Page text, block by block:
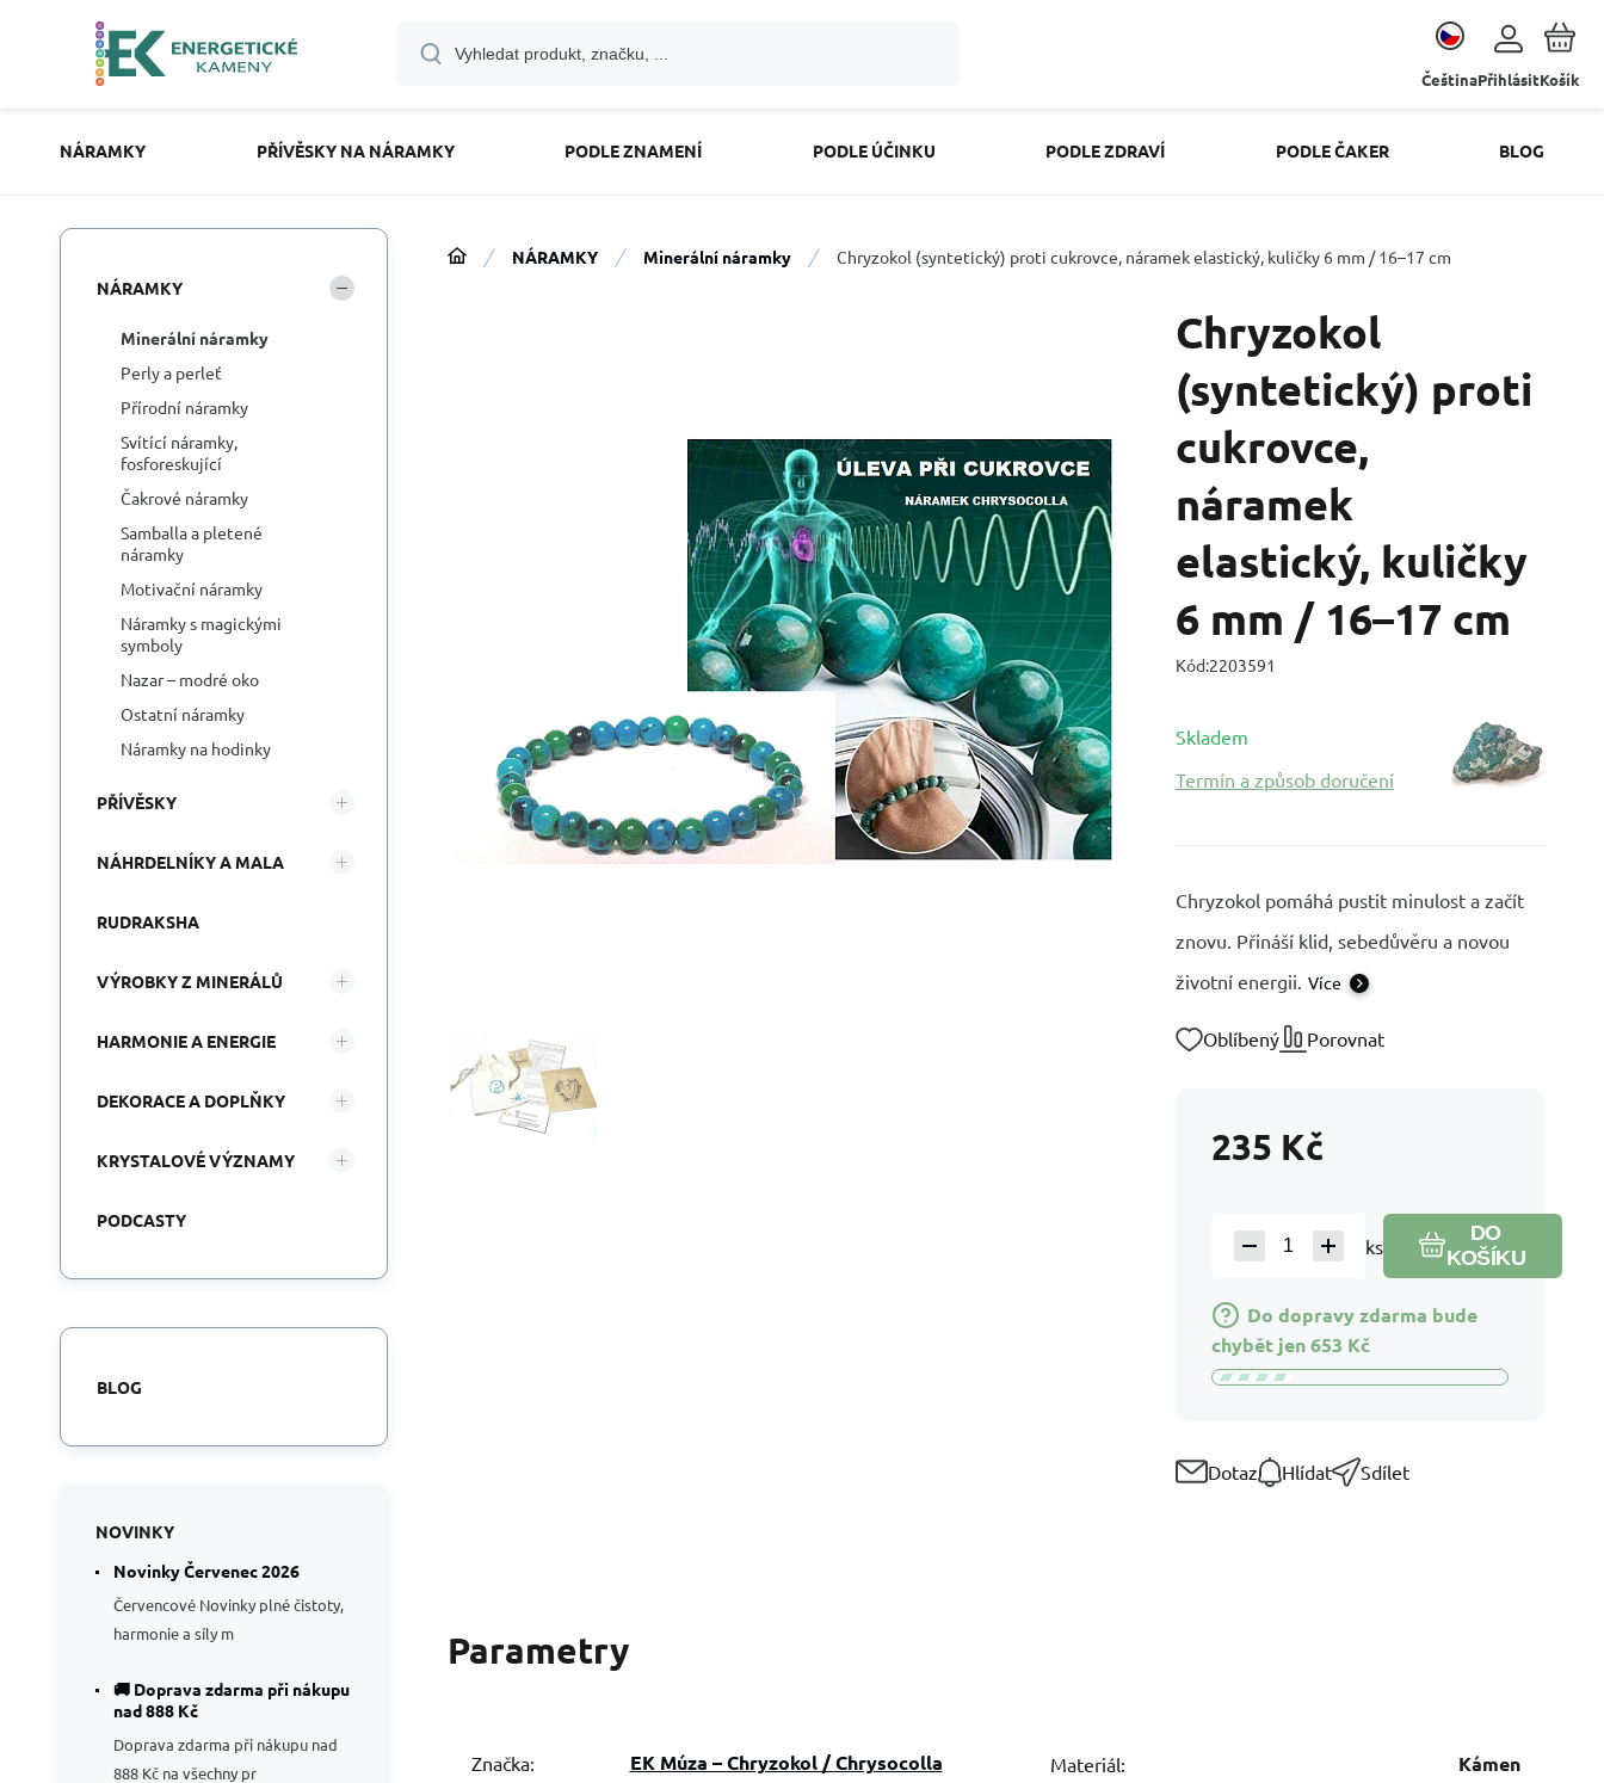
ČeštinaPřihlásitKošík
NÁRAMKY PŘÍVĚSKY NA NÁRAMKY PODLE ZNAMENÍ PODLE ÚČINKU PODLE ZDRAVÍ PODLE ČAKER BLOG
NÁRAMKY Minerální náramky Chryzokol (syntetický) proti cukrovce, náramek elastický, kuličky 6 mm / 16–17 cm
Chryzokol
(syntetický) proti
cukrovce,
náramek
elastický, kuličky
6 mm / 16–17 cm
Kód:2203591
Skladem
Termín a způsob doručení
Chryzokol pomáhá pustit minulost a začít
znovu. Přináší klid, sebedůvěru a novou
životní energii. Více
Oblíbený Porovnat
235 Kč
ks
DO
KOŠÍKU
Do dopravy zdarma bude
chybět jen653 Kč
Dotaz Hlídat Sdílet
Parametry
Značka: EK Múza – Chryzokol / Chrysocolla Materiál: Kámen
NÁRAMKY
Minerální náramky
Perly a perleť
Přírodní náramky
Svítící náramky,
fosforeskující
Čakrové náramky
Samballa a pletené
náramky
Motivační náramky
Náramky s magickými
symboly
Nazar – modré oko
Ostatní náramky
Náramky na hodinky
PŘÍVĚSKY
NÁHRDELNÍKY A MALA
RUDRAKSHA
VÝROBKY Z MINERÁLŮ
HARMONIE A ENERGIE
DEKORACE A DOPLŇKY
KRYSTALOVÉ VÝZNAMY
PODCASTY
BLOG
NOVINKY
Novinky Červenec 2026
Červencové Novinky plné čistoty,
harmonie a síly m
🚚 Doprava zdarma při nákupu
nad 888 Kč
Doprava zdarma při nákupu nad
888 Kč na všechny pr